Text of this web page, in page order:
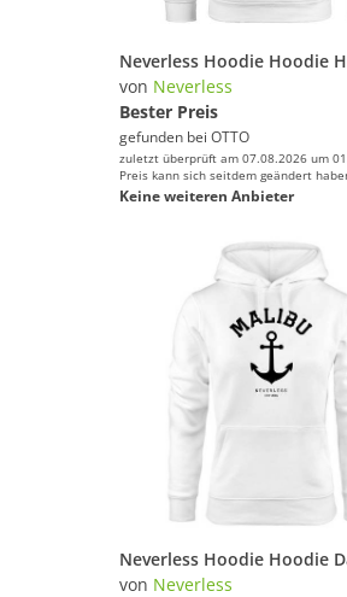
von Neverless
Bester Preis
gefunden bei OTTO
zuletzt überprüft am 07.08.2026 um
Preis kann sich seitdem geändert
Keine weiteren Anbieter
von Neverless